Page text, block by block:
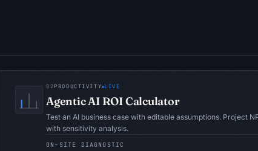
02PRODUCTIVITY LIVE
Agentic AI ROI Calculator
Test an AI business case with editable assumptions. Project
with sensitivity analysis.
ON-SITE DIAGNOSTIC